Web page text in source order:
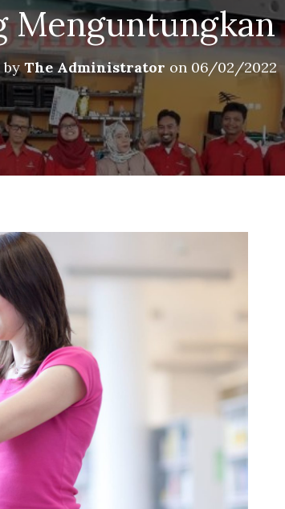
Menguntungkan
byThe Administrator on 06/02/2022